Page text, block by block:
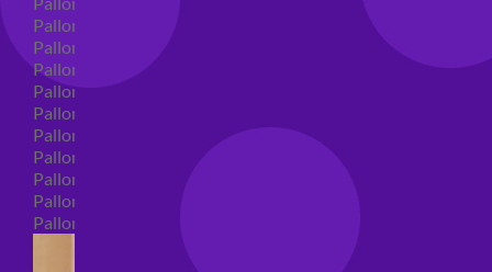
Palloncini 18 anni super shape
Palloncini 30 anni super shape
Palloncini Altre ricorrenze super shape
Palloncini 40 anni super shape
Palloncini Animali super shape
Palloncini 50 anni super shape
Palloncini 60/70/80/90/100 anni super shape
Palloncini matrimonio super shape
Palloncini anniversario super shape
Palloncini generici super shape